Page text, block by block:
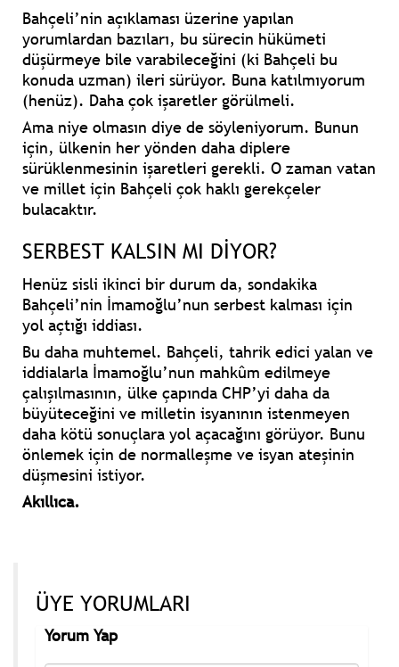
Bahçeli’nin açıklaması üzerine yapılan
yorumlardan bazıları, bu sürecin hükümeti
düşürmeye bile varabileceğini (ki Bahçeli bu
konuda uzman) ileri sürüyor. Buna katılmıyorum
(henüz). Daha çok işaretler görülmeli.
Ama niye olmasın diye de söyleniyorum. Bunun
için, ülkenin her yönden daha diplere
sürüklenmesinin işaretleri gerekli. O zaman vatan
ve millet için Bahçeli çok haklı gerekçeler
bulacaktır.
SERBEST KALSIN MI DİYOR?
Henüz sisli ikinci bir durum da, sondakika
Bahçeli’nin İmamoğlu’nun serbest kalması için
yol açtığı iddiası.
Bu daha muhtemel. Bahçeli, tahrik edici yalan ve
iddialarla İmamoğlu’nun mahkûm edilmeye
çalışılmasının, ülke çapında CHP’yi daha da
büyüteceğini ve milletin isyanının istenmeyen
daha kötü sonuçlara yol açacağını görüyor. Bunu
önlemek için de normalleşme ve isyan ateşinin
düşmesini istiyor.
Akıllıca.
ÜYE YORUMLARI
Yorum Yap